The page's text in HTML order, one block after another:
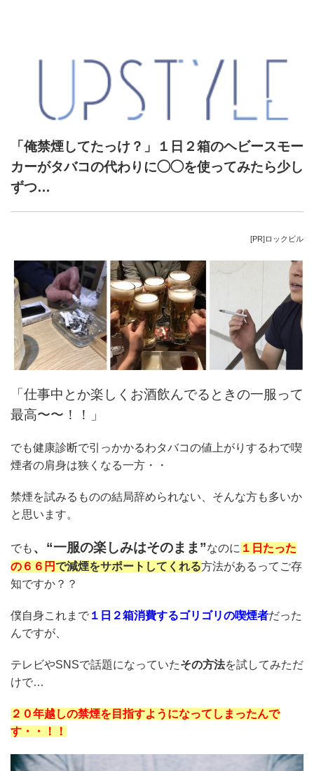
「俺禁煙してたっけ？」１日２箱のヘビースモー
カーがタバコの代わりに◯◯を使ってみたら少し
ずつ…
[PR]ロックビル
「仕事中とか楽しくお酒飲んでるときの一服って
最高〜〜！！」
でも健康診断で引っかかるわタバコの値上がりするわで喫
煙者の肩身は狭くなる一方・・
禁煙を試みるものの結局辞められない、そんな方も多いか
と思います。
でも 、“一服の楽しみはそのまま”なのに １日たった
の６６円で減煙をサポートしてくれる方法があるってご存
知ですか？？
僕自身これまで １日２箱消費するゴリゴリの喫煙者だった
んですが、
テレビやSNSで話題になっていたその方法を試してみただ
けで…
２０年越しの禁煙を目指すようになってしまったんで
す・・！！